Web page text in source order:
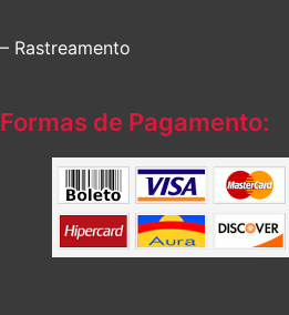
– Rastreamento
Formas de Pagamento: